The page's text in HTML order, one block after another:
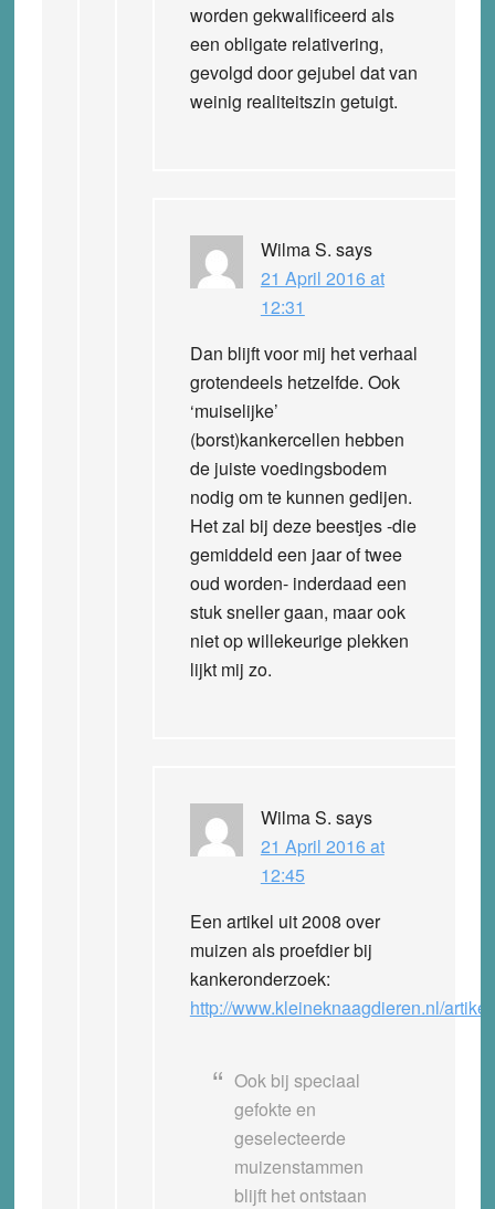
worden gekwalificeerd als
een obligate relativering,
gevolgd door gejubel dat van
weinig realiteitszin getuigt.
Wilma S. says
21 April 2016 at
12:31
Dan blijft voor mij het verhaal
grotendeels hetzelfde. Ook
‘muiselijke’
(borst)kankercellen hebben
de juiste voedingsbodem
nodig om te kunnen gedijen.
Het zal bij deze beestjes -die
gemiddeld een jaar of twee
oud worden- inderdaad een
stuk sneller gaan, maar ook
niet op willekeurige plekken
lijkt mij zo.
Wilma S. says
21 April 2016 at
12:45
Een artikel uit 2008 over
muizen als proefdier bij
kankeronderzoek:
http://www.kleineknaagdieren.nl/
Ook bij speciaal
gefokte en
geselecteerde
muizenstammen
blijft het ontstaan